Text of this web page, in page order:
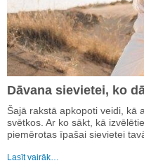
Dāvana sievietei, ko
Šajā rakstā apkopoti veidi, kā
svētkos. Ar ko sākt, kā
piemērotas īpašai sievietei
Lasīt vairāk…